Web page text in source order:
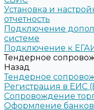
Установка и
отчетность
Подключение
системе
Подключение к
Тендерное
Назад
Тендерное
Регистрация в ЕИС
Сопровождение
Оформление